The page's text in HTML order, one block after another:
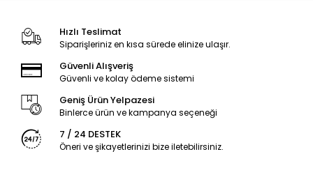
Hızlı Teslimat
Siparişleriniz en kısa sürede elinize ulaşır.
Güvenli Alışveriş
Güvenli ve kolay ödeme sistemi
Geniş Ürün Yelpazesi
Binlerce ürün ve kampanya seçeneği
7 / 24 DESTEK
Öneri ve şikayetlerinizi bize iletebilirsiniz.